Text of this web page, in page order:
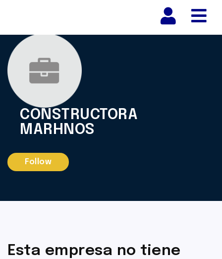
CONSTRUCTORA
MARHNOS
Follow
Esta empresa no tiene